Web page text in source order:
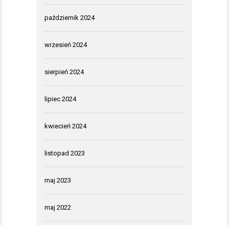
październik 2024
wrzesień 2024
sierpień 2024
lipiec 2024
kwiecień 2024
listopad 2023
maj 2023
maj 2022